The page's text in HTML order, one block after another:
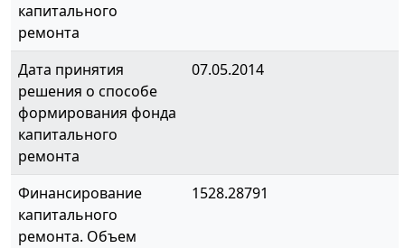
капитального
ремонта
Дата принятия
решения о способе
формирования фонда
капитального
ремонта
07.05.2014
Финансирование
капитального
ремонта. Объем
1528.28791